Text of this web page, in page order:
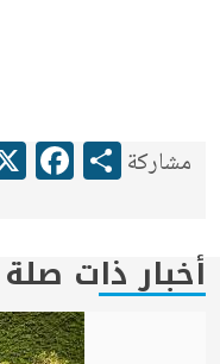
مشاركةShare
X
أخبار ذات صلة